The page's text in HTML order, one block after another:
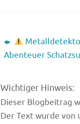
Abenteuer
Wichtiger Hinweis:
Dieser Blogbeitrag
Der Text wurde